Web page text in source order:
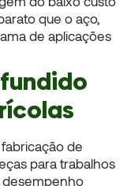
que o aço,
de aplicações
de
para trabalhos
desempenho